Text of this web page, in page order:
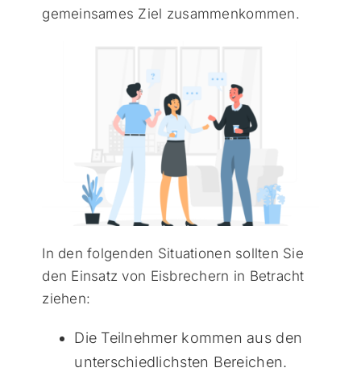
gemeinsames Ziel zusammenkommen.
In den folgenden Situationen sollten Sie
den Einsatz von Eisbrechern in Betracht
ziehen:
Die Teilnehmer kommen aus den
unterschiedlichsten Bereichen.